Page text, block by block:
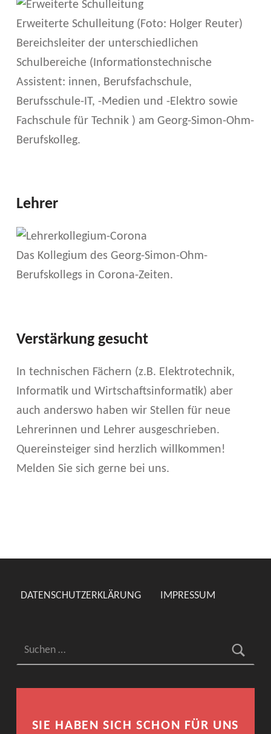
Erweiterte Schulleitung (Foto: Holger Reuter)
Bereichsleiter der unterschiedlichen
Schulbereiche (Informationstechnische
Assistent: innen, Berufsfachschule,
Berufsschule-IT, -Medien und -Elektro sowie
Fachschule für Technik ) am Georg-Simon-Ohm-
Berufskolleg.
Lehrer
Das Kollegium des Georg-Simon-Ohm-
Berufskollegs in Corona-Zeiten.
Verstärkung gesucht
In technischen Fächern (z.B. Elektrotechnik,
Informatik und Wirtschaftsinformatik) aber
auch anderswo haben wir Stellen für neue
Lehrerinnen und Lehrer ausgeschrieben.
Quereinsteiger sind herzlich willkommen!
Melden Sie sich gerne bei uns.
DATENSCHUTZERKLÄRUNG IMPRESSUM
SIE HABEN SICH SCHON FÜR UNS